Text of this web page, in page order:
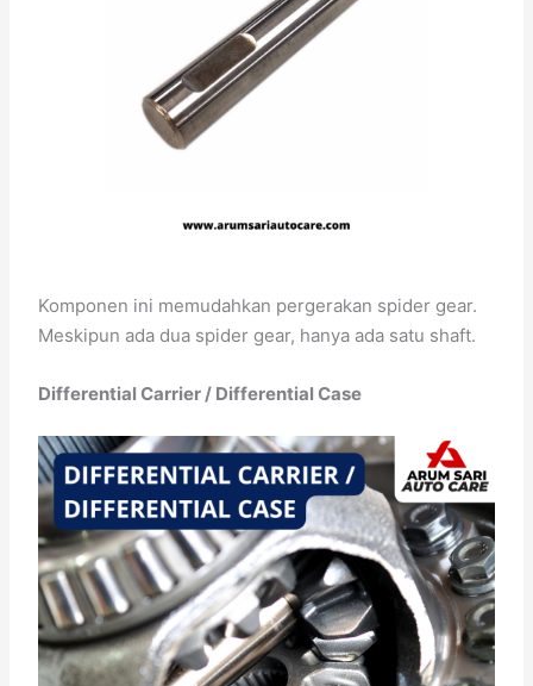
Komponen ini memudahkan pergerakan spider gear.
Meskipun ada dua spider gear, hanya ada satu shaft.
Differential Carrier / Differential Case